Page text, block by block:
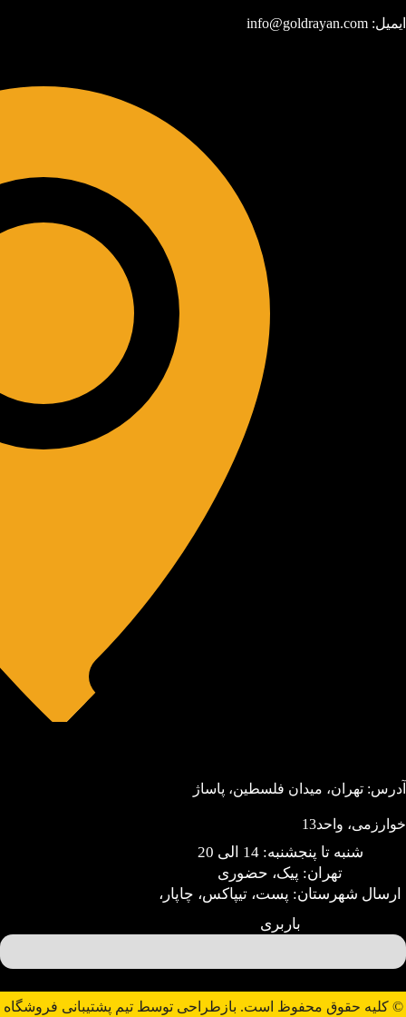
ایمیل: info@goldrayan.com
آدرس: تهران، میدان فلسطین، پاساژ
خوارزمی، واحد13
شنبه تا پنجشنبه: 14 الی 20
تهران: پیک، حضوری
ارسال شهرستان: پست، تیپاکس، چاپار،
باربری
© کلیه حقوق محفوظ است. بازطراحی توسط تیم پشتیبانی فروشگاه